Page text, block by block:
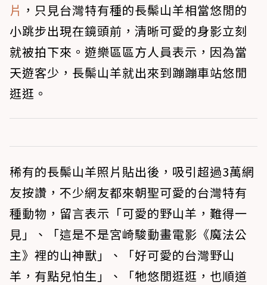
片 ，只見台灣特有種的長鬃山羊相當悠閒的
小跳步出現在鏡頭前，清晰可愛的身影立刻
就被拍下來。遊樂區區方人員表示，因為當
天遊客少，長鬃山羊就出來到蹦蹦車站悠閒
逛逛。
稀有的長鬃山羊照片貼出後，吸引超過3萬網
友按讚，不少網友都來朝聖可愛的台灣特有
種動物，留言表示「可愛的野山羊，難得一
見」、「這是不是宮崎駿動畫電影《魔法公
主》裡的山神獸」、「好可愛的台灣野山
羊，有點兒怕生」、「牠悠閒逛逛，也順道